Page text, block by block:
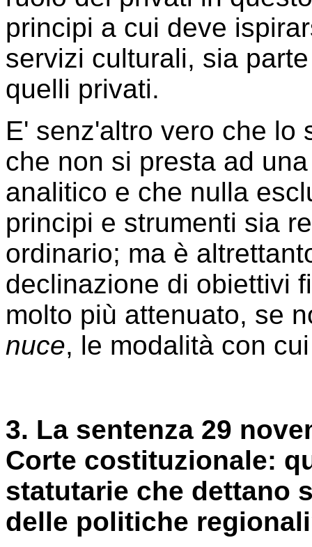
principi a cui deve
servizi culturali, sia
quelli privati.
E' senz'altro vero che lo
che non si presta ad
analitico e che nulla
principi e strumenti sia
ordinario; ma è
declinazione di obiettivi
molto più attenuato, se
nuce, le modalità con
3. La sentenza 29
Corte costituzionale:
statutarie che dettano
delle politiche